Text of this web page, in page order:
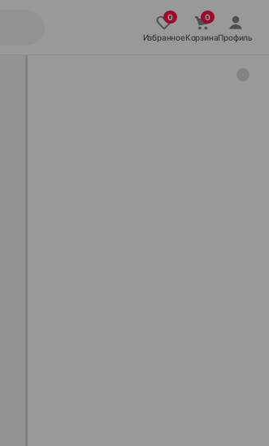
ИзбранноеКорзинаПрофиль